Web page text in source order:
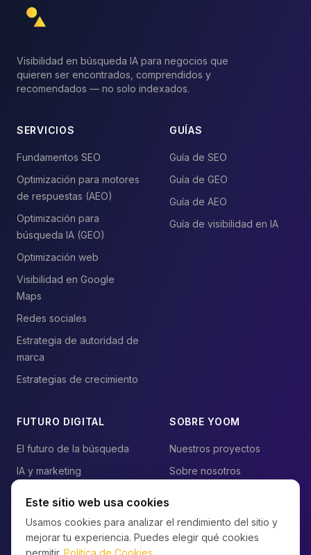
Visibilidad en búsqueda IA para negocios que
quieren ser encontrados, comprendidos y
recomendados — no solo indexados.
SERVICIOS
Fundamentos SEO
Optimización para motores
de respuestas (AEO)
Optimización para
búsqueda IA (GEO)
Optimización web
Visibilidad en Google
Maps
Redes sociales
Estrategia de autoridad de
marca
Estrategias de crecimiento
GUÍAS
Guía de SEO
Guía de GEO
Guía de AEO
Guía de visibilidad en IA
FUTURO DIGITAL
El futuro de la búsqueda
IA y marketing
SOBRE YOOM
Nuestros proyectos
Sobre nosotros
Mapa del sitio
Este sitio web usa cookies
Usamos cookies para analizar el rendimiento del sitio y
mejorar tu experiencia. Puedes elegir qué cookies
permitir. Política de Cookies